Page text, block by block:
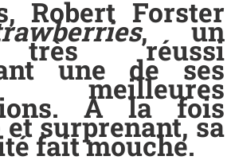
Robert Forster
, un
très réussi
une de ses
meilleures
A la fois
surprenant, sa
fait mouche.